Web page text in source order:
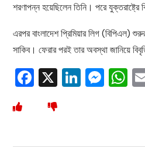
শরণাপন্ন হয়েছিলেন তিনি। পরে যুক্তরাষ্ট্রে
এরপর বাংলাদেশ প্রিমিয়ার লিগ (বিপিএল)
সাকিব। ফেরার পরই তার অবস্থা জানিয়ে
Facebook
X